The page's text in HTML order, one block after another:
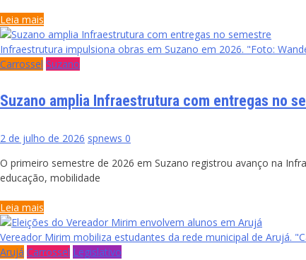
Leia mais
Infraestrutura impulsiona obras em Suzano em 2026. "Foto:
Carrossel Suzano
Suzano amplia Infraestrutura com entregas no
2 de julho de 2026 spnews 0
O primeiro semestre de 2026 em Suzano registrou avanço na
educação, mobilidade
Leia mais
Vereador Mirim mobiliza estudantes da rede municipal de Arujá.
Arujá Carrossel Legislativo